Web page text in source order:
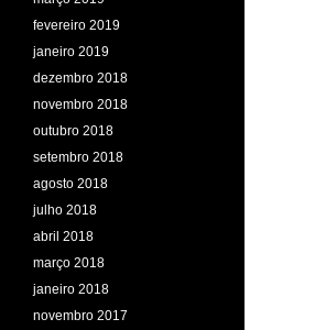
fevereiro 2019
janeiro 2019
dezembro 2018
novembro 2018
outubro 2018
setembro 2018
agosto 2018
julho 2018
abril 2018
março 2018
janeiro 2018
novembro 2017